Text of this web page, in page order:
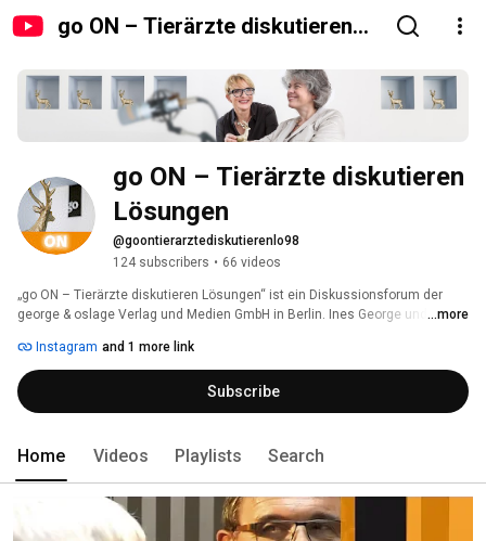
go ON – Tierärzte diskutieren
go ON – Tierärzte diskutieren
Lösungen
@goontierarztediskutierenlo98
124 subscribers • 66 videos
„go ON – Tierärzte diskutieren Lösungen“ ist ein Diskussionsforum der
george & oslage Verlag und Medien GmbH in Berlin. Ines George und Ulrike
Veterinärmedizin. Mit ihrem Video-Kanal wollen sie die Debatten über
aktuelle und wichtige Fragen der Tiermedizin und des Tierschutzes
vorantreiben.
...more
Instagram and 1 more link
Subscribe
Home Videos Playlists Search